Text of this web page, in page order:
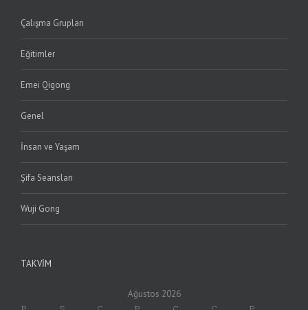
Çalışma Grupları
Eğitimler
Emei Qigong
Genel
İnsan ve Yaşam
Şifa Seansları
Wuji Gong
TAKVIM
Ağustos 2026